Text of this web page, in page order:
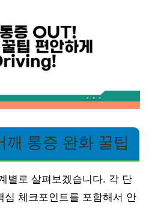
깨 통증 완화 꿀팁
별로 살펴보겠습니다. 각 단
심 체크포인트를 포함해서 안